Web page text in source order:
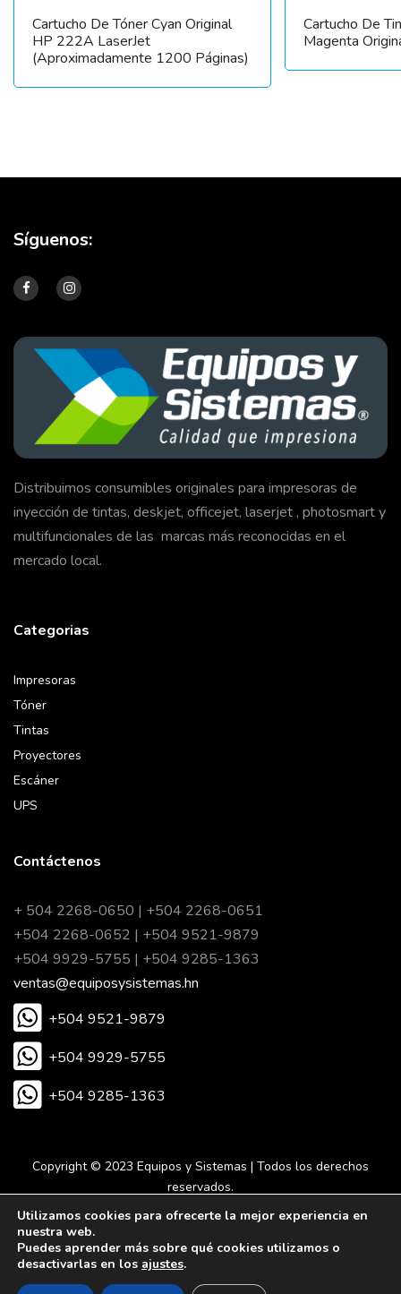
Cartucho De Tóner Cyan Original
HP 222A LaserJet
(aproximadamente 1200 Páginas)
Cartucho De
Magenta
Distribuimos consumibles originales para impresoras de
inyección de tintas, deskjet, officejet, laserjet , photosmart y
multifuncionales de las marcas más reconocidas en el
mercado local.
Categorias
Impresoras
Tóner
Tintas
Proyectores
Escáner
UPS
Contáctenos
+ 504 2268-0650 | +504 2268-0651
+504 2268-0652 | +504 9521-9879
+504 9929-5755 | +504 9285-1363
ventas@equiposysistemas.hn
+504 9521-9879
+504 9929-5755
+504 9285-1363
Síguenos:
Copyright © 2023 Equipos y Sistemas | Todos los derechos
reservados.
Desarrollado por Eureka Agencia Digital.
Utilizamos cookies para ofrecerte la mejor experiencia en
nuestra web.
Puedes aprender más sobre qué cookies utilizamos o
desactivarlas en los ajustes.